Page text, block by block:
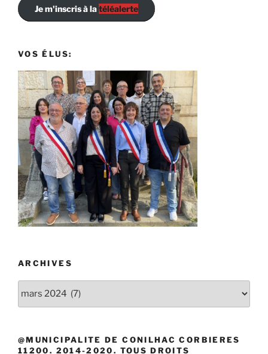
Je m'inscris à latéléalerte
VOS ÉLUS:
ARCHIVES
@MUNICIPALITE DE CONILHAC CORBIERES
11200. 2014-2020. TOUS DROITS